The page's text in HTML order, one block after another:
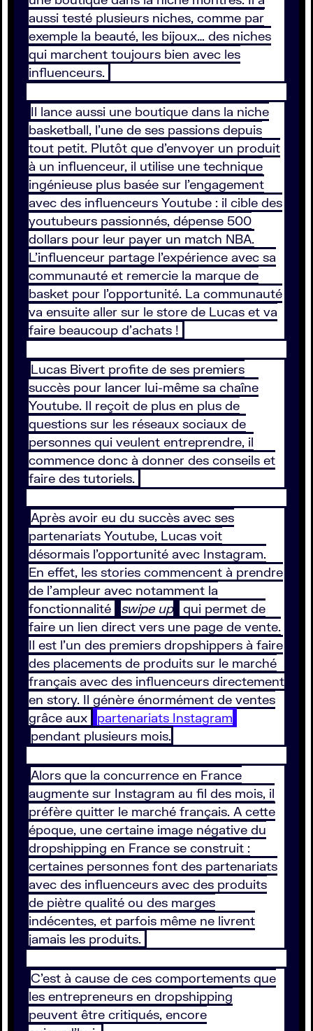
aussi testé plusieurs niches, comme par
exemple la beauté, les bijoux… des niches
qui marchent toujours bien avec les
influenceurs.
Il lance aussi une boutique dans la niche
basketball, l’une de ses passions depuis
tout petit. Plutôt que d’envoyer un produit
à un influenceur, il utilise une technique
ingénieuse plus basée sur l’engagement
avec des influenceurs Youtube : il cible des
youtubeurs passionnés, dépense 500
dollars pour leur payer un match NBA.
L’influenceur partage l’expérience avec sa
communauté et remercie la marque de
basket pour l’opportunité. La communauté
va ensuite aller sur le store de Lucas et va
faire beaucoup d’achats !
Lucas Bivert profite de ses premiers
succès pour lancer lui-même sa chaîne
Youtube. Il reçoit de plus en plus de
questions sur les réseaux sociaux de
personnes qui veulent entreprendre, il
commence donc à donner des conseils et
faire des tutoriels.
Après avoir eu du succès avec ses
partenariats Youtube, Lucas voit
désormais l’opportunité avec Instagram.
En effet, les stories commencent à prendre
de l’ampleur avec notamment la
fonctionnalité
swipe up
qui permet de
faire un lien direct vers une page de vente.
Il est l’un des premiers dropshippers à faire
des placements de produits sur le marché
français avec des influenceurs directement
en story. Il génère énormément de ventes
grâce aux
partenariats Instagram
pendant plusieurs mois.
Alors que la concurrence en France
augmente sur Instagram au fil des mois, il
préfère quitter le marché français. A cette
époque, une certaine image négative du
dropshipping en France se construit :
certaines personnes font des partenariats
avec des influenceurs avec des produits
de piètre qualité ou des marges
indécentes, et parfois même ne livrent
jamais les produits.
C’est à cause de ces comportements que
les entrepreneurs en dropshipping
peuvent être critiqués, encore